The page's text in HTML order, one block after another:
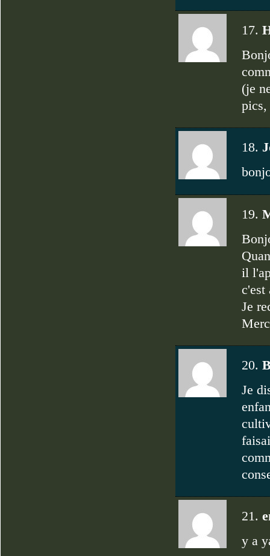
17.
(je
pics,
18.
19.
il
c'est
Je
20.
Je
21.
y a